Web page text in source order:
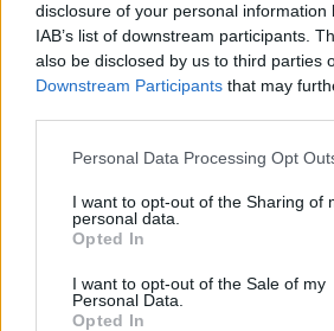
disclosure of your personal information
IAB’s list of downstream participants.
also be disclosed by us to third parties
Downstream Participants that may
Please note that this website/app uses
not limited to your visit or usage
grant or deny consent to Google and
use your data for below specified
consent section.
Personal Data Processing Opt
I want to opt-out of the Sharing of
personal data.
Opted In
I want to opt-out of the Sale of my
Personal Data.
Opted In
Fulmine colpisce
Livata: grave un
3 ore fa
Costose
5 ore fa
Tragedia alla